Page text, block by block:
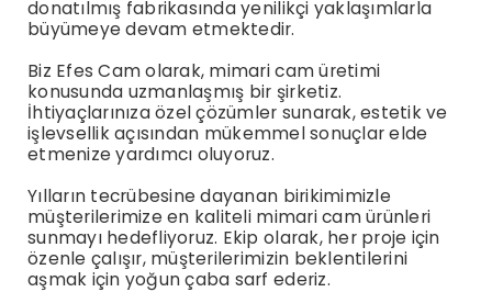
donatılmış fabrikasında yenilikçi yaklaşımlarla
büyümeye devam etmektedir.
Biz Efes Cam olarak, mimari cam üretimi
konusunda uzmanlaşmış bir şirketiz.
İhtiyaçlarınıza özel çözümler sunarak, estetik ve
işlevsellik açısından mükemmel sonuçlar elde
etmenize yardımcı oluyoruz.
Yılların tecrübesine dayanan birikimimizle
müşterilerimize en kaliteli mimari cam ürünleri
sunmayı hedefliyoruz. Ekip olarak, her proje için
özenle çalışır, müşterilerimizin beklentilerini
aşmak için yoğun çaba sarf ederiz.